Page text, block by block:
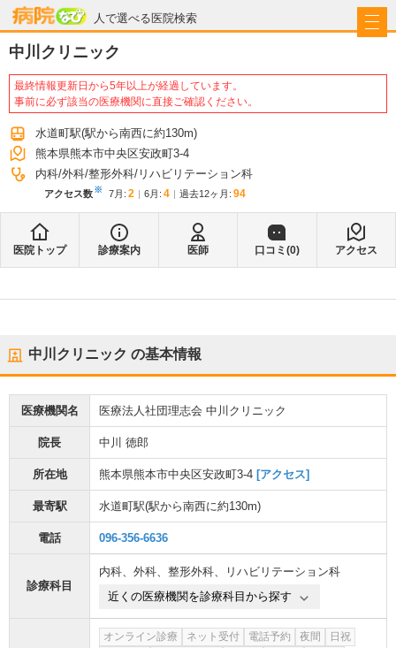
人で選べる医院検索
病院なび
中川クリニック
最終情報更新日から5年以上が経過しています。
事前に必ず該当の医療機関に直接ご確認ください。
水道町駅(駅から南西に約130m)
熊本県熊本市中央区安政町3-4
内科 外科 整形外科 リハビリテーション科
アクセス数※ 7月 : 2 6月 : 4 過去12ヶ月: 94
医院トップ 診療案内 医師 口コミ(0) アクセス
中川クリニック の基本情報
医療機関名 医療法人社団理志会 中川クリニック
院長 中川 徳郎
所在地 熊本県熊本市中央区安政町3-4 [アクセス]
最寄駅 水道町駅(駅から南西に約130m)
電話 096-356-6636
診療科目
内科、 外科、 整形外科、
リハビリテーション科
近くの医療機関を診療科目から探す
オンライン診療 ネット受付 電話予約 夜間
日祝